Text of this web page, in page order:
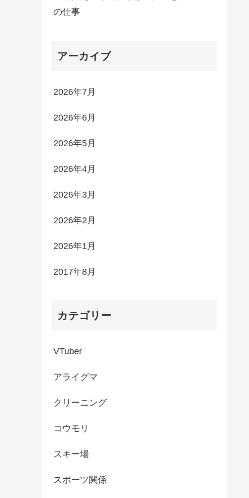
の仕事
アーカイブ
2026年7月
2026年6月
2026年5月
2026年4月
2026年3月
2026年2月
2026年1月
2017年8月
カテゴリー
VTuber
アライグマ
クリーニング
コウモリ
スキー場
スポーツ関係